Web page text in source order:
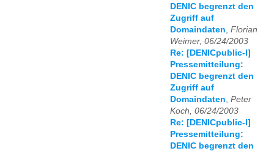
DENIC begrenzt den
Zugriff auf
Domaindaten Florian
Weimer, 06/24/2003
Re: [DENICpublic-l]
Pressemitteilung:
DENIC begrenzt den
Zugriff auf
Domaindaten Peter
Koch, 06/24/2003
Re: [DENICpublic-l]
Pressemitteilung:
DENIC begrenzt den